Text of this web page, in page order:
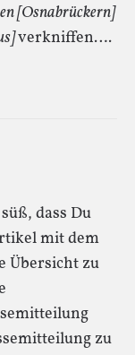
[Osnabrückern]
verkniffen….
dass Du
mit dem
Übersicht zu
zu